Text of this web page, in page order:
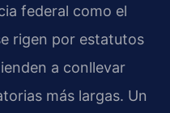
federal como el
rigen por estatutos
a conllevar
más largas. Un